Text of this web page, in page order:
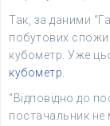
Так, за даними
побутових
кубометр. Уже
кубометр.
“Відповідно до
постачальник не